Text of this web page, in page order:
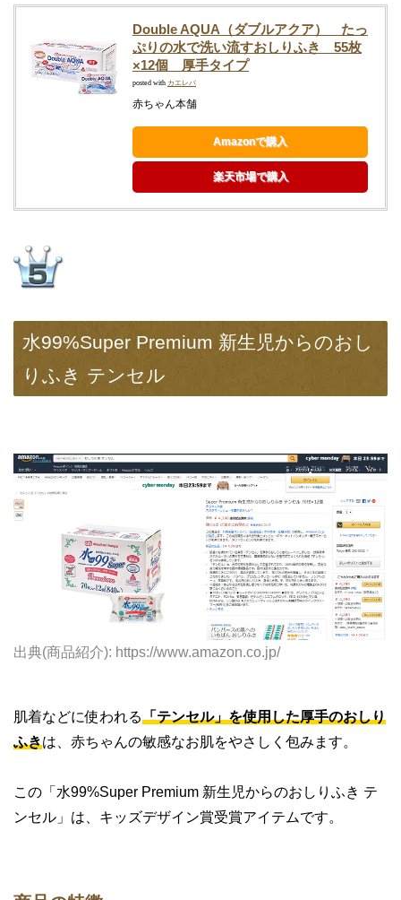
Double AQUA（ダブルアクア） たっ
ぷりの水で洗い流すおしりふき 55枚
×12個 厚手タイプ
赤ちゃん本舗
Amazonで購入
楽天市場で購入
水99%Super Premium 新生児からのおし
りふき テンセル
出典(商品紹介): https://www.amazon.co.jp/
肌着などに使われる
「テンセル」を使用した厚手のおしり
ふきは、赤ちゃんの敏感なお肌をやさしく包みます。
この「水99%Super Premium 新生児からのおしりふき テ
ンセル」は、キッズデザイン賞受賞アイテムです。